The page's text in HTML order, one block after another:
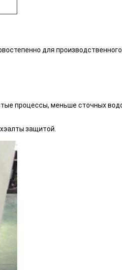
для
процессы, меньше сточных
защитой.